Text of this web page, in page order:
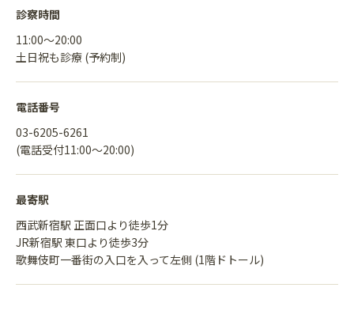
診察時間
11:00〜20:00
土日祝も診療 (予約制)
電話番号
03-6205-6261
(電話受付11:00〜20:00)
最寄駅
西武新宿駅 正面口より徒歩1分
JR新宿駅 東口より徒歩3分
歌舞伎町一番街の入口を入って左側 (1階ドトール)